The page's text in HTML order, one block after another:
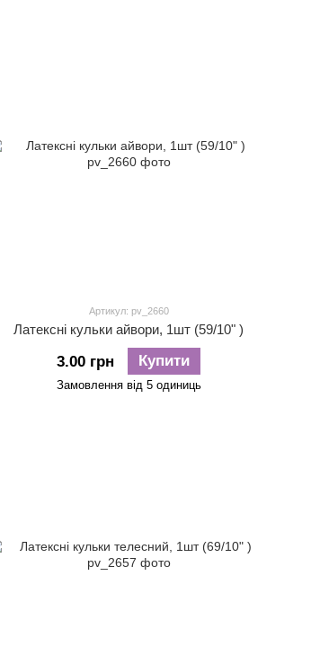
Артикул: pv_2660
Латексні кульки айвори, 1шт (59/10" )
3.00 грн Купити
Замовлення від 5 одиниць